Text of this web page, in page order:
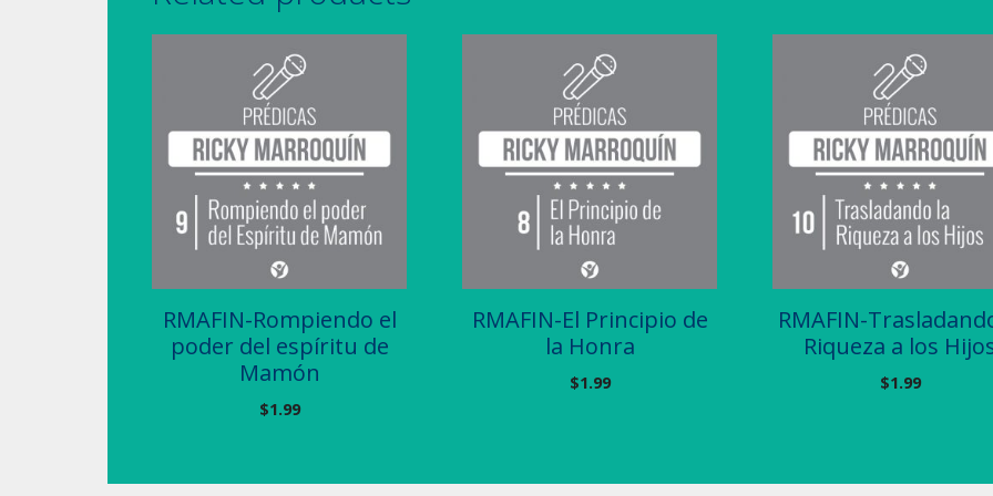
RMAFIN-Rompiendo el
poder del espíritu de
Mamón
$1.99
RMAFIN-El Principio de
la Honra
$1.99
RMAFIN-
Riqueza a los
$1.99